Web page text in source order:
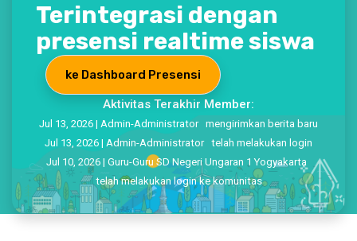
Terintegrasi dengan
presensi realtime siswa
ke Dashboard Presensi
Aktivitas Terakhir Member:
Jul 13, 2026 | Admin-Administrator mengirimkan berita baru
Jul 13, 2026 | Admin-Administrator telah melakukan login
Jul 10, 2026 | Guru-Guru SD Negeri Ungaran 1 Yogyakarta
telah melakukan login ke komunitas